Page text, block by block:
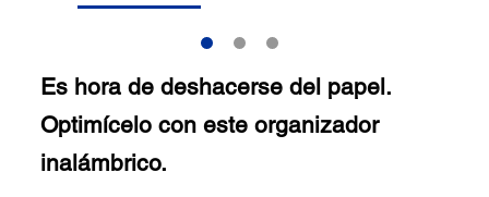
Es hora de deshacerse del papel.
Optimícelo con este organizador
inalámbrico.